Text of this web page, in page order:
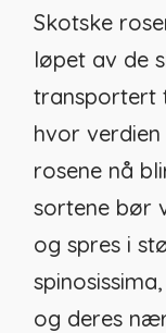
Skotske
løpet av de
transportert
hvor
rosene nå
sortene bør
og spres i
spinosissima
og deres